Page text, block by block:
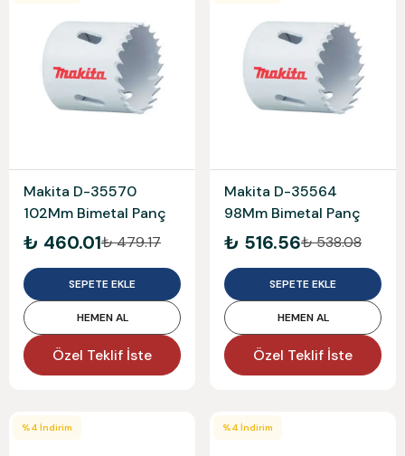
Makita D-35570
102Mm Bimetal Panç
₺ 460.01₺ 479.17
SEPETE EKLE
HEMEN AL
Özel Teklif İste
Makita D-35564
98Mm Bimetal Panç
₺ 516.56₺ 538.08
SEPETE EKLE
HEMEN AL
Özel Teklif İste
%4 İndirim %4 İndirim